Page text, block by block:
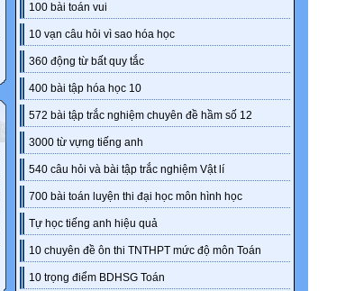
100 bài toán vui
10 vạn câu hỏi vì sao hóa học
360 động từ bất quy tắc
400 bài tập hóa học 10
572 bài tập trắc nghiệm chuyên đề hầm số 12
3000 từ vựng tiếng anh
540 câu hỏi và bài tập trắc nghiệm Vật lí
700 bài toán luyện thi đại học môn hình học
Tự học tiếng anh hiệu quả
10 chuyên đề ôn thi TNTHPT mức độ môn Toán
10 trọng điểm BDHSG Toán